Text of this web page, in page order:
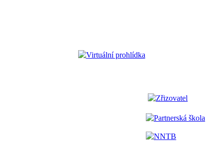
Virtuální prohlídka
Zřizovatel
Partnerská škola
NNTB